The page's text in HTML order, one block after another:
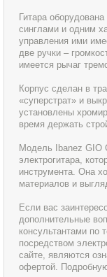
Гитара
синглами и одним
управления ими
две ручки –
имеется рычаг
Корпус сделан в
«суперстрат» и
установлены
время держать
Модель Ibanez GIO
электрогитара,
инструмента. Она
материалов и
Если вас
дополнительные
консультантами по
посредством
сайте, являются
офертой.